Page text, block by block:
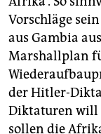
Vorschläge
aus Gambia
Marshallplan
der Hitler-
Diktaturen will
sollen die